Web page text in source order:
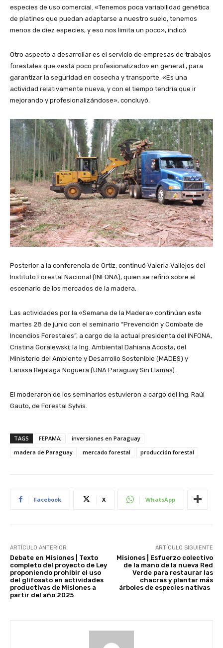
especies de uso comercial. «Tenemos poca variabilidad genética
de platines que puedan adaptarse a nuestro suelo, tenemos
menos de diez especies, y eso nos limita un poco», indicó.
Otro aspecto a desarrollar es el servicio de empresas de trabajos
forestales que «está poco profesionalizado» en general., para
garantizar la seguridad en cosecha y transporte. «Es una
actividad relativamente nueva, y con el tiempo tendría que ir
mejorando y profesionalizándose», concluyó.
Posterior a la conferencia de Ortiz, continuó Valeria Vallejos del
Instituto Forestal Nacional (INFONA), quien se refirió sobre el
escenario de los mercados de la madera.
Las actividades por la «Semana de la Madera» continúan este
martes 28 de junio con el seminario “Prevención y Combate de
Incendios Forestales”, a cargo de la actual presidenta del INFONA,
Cristina Goralewski; la Ing. Ambiental Dahiana Acosta, del
Ministerio del Ambiente y Desarrollo Sostenible (MADES) y
Larissa Rejalaga Noguera (UNA Paraguay Sin Llamas).
El moderaron de los seminarios estuvieron a cargo del Ing. Raúl
Gauto, de Forestal Sylvis.
TAGS FEPAMA;
inversiones en Paraguay
madera de Paraguay
mercado forestal producción forestal
Facebook X WhatsApp
ARTÍCULO ANTERIOR
Debate en Misiones | Texto
completo del proyecto de Ley
proponiendo prohibir el uso
del glifosato en actividades
productivas de Misiones a
partir del año 2025
ARTÍCULO SIGUIENTE
Misiones | Esfuerzo colectivo
de la mano de la nueva Red
Verde para restaurar las
chacras y plantar más
árboles de especies nativas